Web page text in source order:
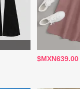
$MXN639.00